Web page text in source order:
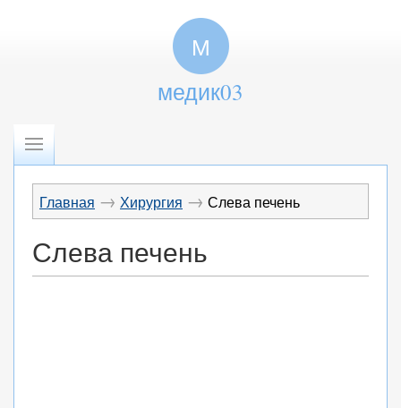
М
медик03
Главная → Хирургия → Слева печень
Слева печень